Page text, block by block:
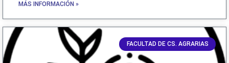
MÁS INFORMACIÓN »
FACULTAD DE CS. AGRARIAS